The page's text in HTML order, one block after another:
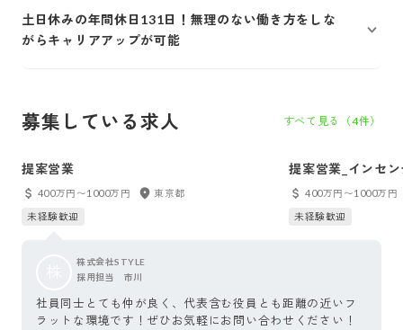
土日休みの年間休日131日！無理のない働き方をしな
がらキャリアアップが可能
募集している求人 すべて見る（4件）
提案営業
400万円〜1000万円
東京都
未経験歓迎
提案営業_インセ
400万円〜1000万円
未経験歓迎
株式会社STYLE
採用担当 市川
社員同士とても仲が良く、代表含む役員とも距離の近いフ
ラットな環境です！ぜひお気軽にお問い合わせください！